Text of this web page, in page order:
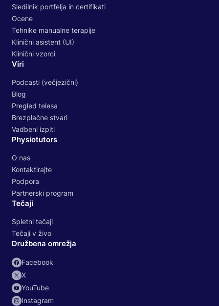
Sledilnik portfelja in certifikati
Ocene
Tehnike manualne terapije
Klinični asistent (UI)
Klinični vzorci
Viri
Podcasti (večjezični)
Blog
Pregled telesa
Brezplačne stvari
Vadbeni izpiti
Physiotutors
O nas
Kontaktirajte
Podpora
Partnerski program
Tečaji
Spletni tečaji
Tečaji v živo
Družbena omrežja
Facebook
X
YouTube
Instagram